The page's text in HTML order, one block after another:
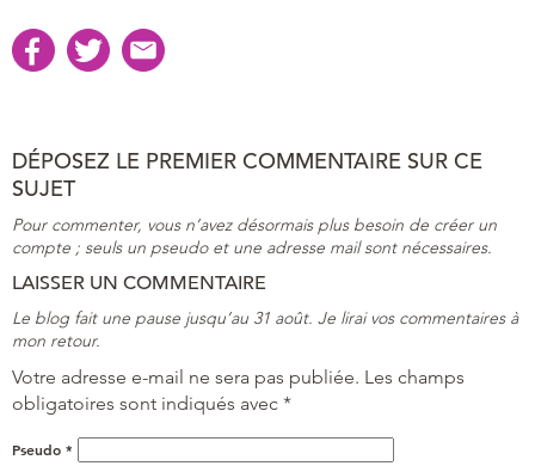
DÉPOSEZ LE PREMIER COMMENTAIRE SUR CE
SUJET
Pour commenter, vous n’avez désormais plus besoin de créer un
compte ; seuls un pseudo et une adresse mail sont nécessaires.
LAISSER UN COMMENTAIRE
Le blog fait une pause jusqu’au 31 août. Je lirai vos commentaires à
mon retour.
Votre adresse e-mail ne sera pas publiée. Les champs
obligatoires sont indiqués avec *
Pseudo *